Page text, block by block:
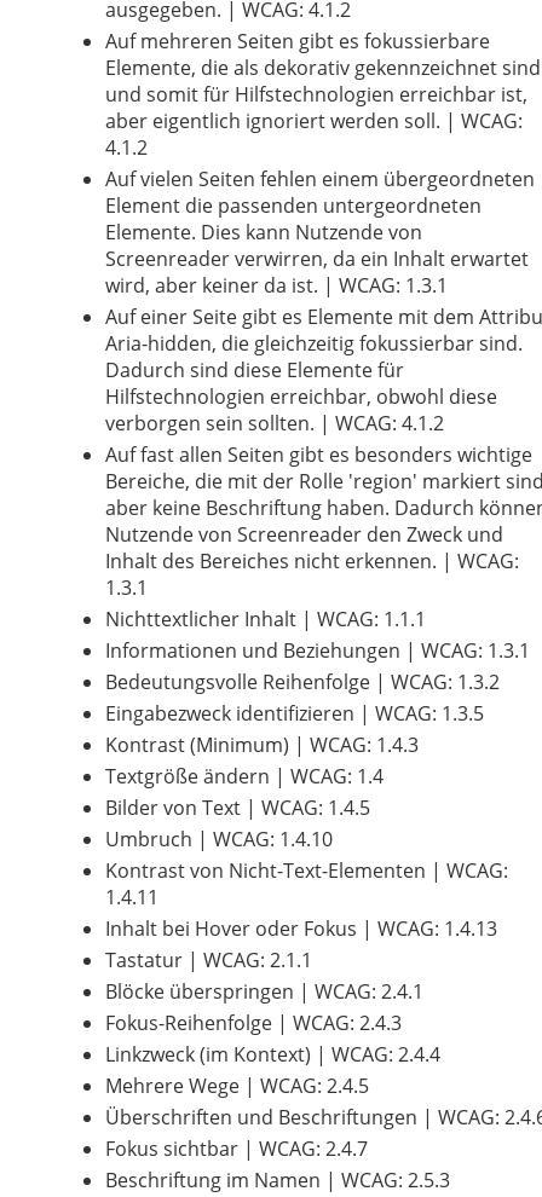
ausgegeben. | WCAG: 4.1.2
Auf mehreren Seiten gibt es fokussierbare
Elemente, die als dekorativ gekennzeichnet sind
und somit für Hilfstechnologien erreichbar ist,
aber eigentlich ignoriert werden soll. | WCAG:
4.1.2
Auf vielen Seiten fehlen einem übergeordneten
Element die passenden untergeordneten
Elemente. Dies kann Nutzende von
Screenreader verwirren, da ein Inhalt erwartet
wird, aber keiner da ist. | WCAG: 1.3.1
Auf einer Seite gibt es Elemente mit dem
Aria-hidden, die gleichzeitig fokussierbar sind.
Dadurch sind diese Elemente für
Hilfstechnologien erreichbar, obwohl diese
verborgen sein sollten. | WCAG: 4.1.2
Auf fast allen Seiten gibt es besonders wichtige
Bereiche, die mit der Rolle 'region' markiert
aber keine Beschriftung haben. Dadurch
Nutzende von Screenreader den Zweck und
Inhalt des Bereiches nicht erkennen. | WCAG:
1.3.1
Nichttextlicher Inhalt | WCAG: 1.1.1
Informationen und Beziehungen | WCAG: 1.3.1
Bedeutungsvolle Reihenfolge | WCAG: 1.3.2
Eingabezweck identifizieren | WCAG: 1.3.5
Kontrast (Minimum) | WCAG: 1.4.3
Textgröße ändern | WCAG: 1.4
Bilder von Text | WCAG: 1.4.5
Umbruch | WCAG: 1.4.10
Kontrast von Nicht-Text-Elementen | WCAG:
1.4.11
Inhalt bei Hover oder Fokus | WCAG: 1.4.13
Tastatur | WCAG: 2.1.1
Blöcke überspringen | WCAG: 2.4.1
Fokus-Reihenfolge | WCAG: 2.4.3
Linkzweck (im Kontext) | WCAG: 2.4.4
Mehrere Wege | WCAG: 2.4.5
Überschriften und Beschriftungen | WCAG:
Fokus sichtbar | WCAG: 2.4.7
Beschriftung im Namen | WCAG: 2.5.3